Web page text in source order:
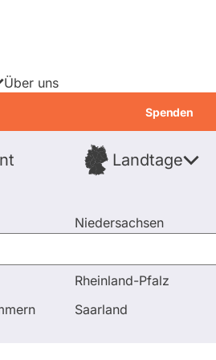
Landtage
Niedersachsen
Rheinland-Pfalz
Saarland
Über uns
Spenden